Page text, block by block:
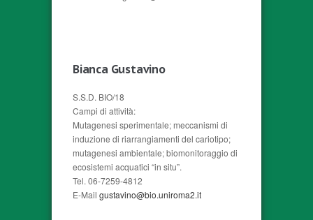
Bianca Gustavino
S.S.D. BIO/18
Campi di attività:
Mutagenesi sperimentale; meccanismi di
induzione di riarrangiamenti del cariotipo;
mutagenesi ambientale; biomonitoraggio di
ecosistemi acquatici “in situ”.
Tel. 06-7259-4812
E-Mail gustavino@bio.uniroma2.it